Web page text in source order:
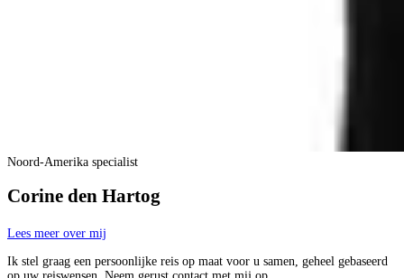
Noord-Amerika specialist
Corine den Hartog
Lees meer over mij
Ik stel graag een persoonlijke reis op maat voor u samen, geheel gebaseerd